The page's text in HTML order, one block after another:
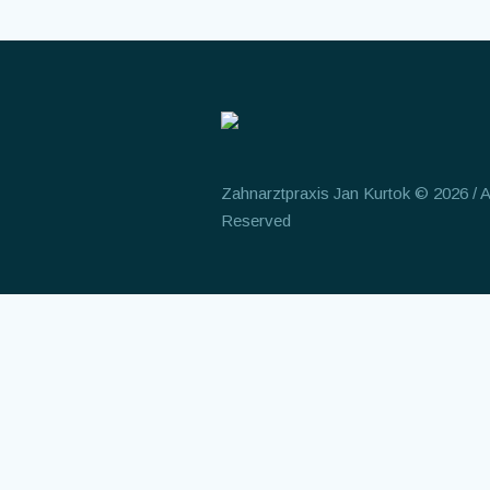
Zahnarztpraxis Jan Kurtok © 2026 /
Reserved